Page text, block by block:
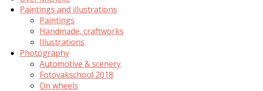
Paintings and illustrations
Paintings
Handmade, craftworks
Illustrations
Photography
Automotive & scenery
Fotovakschool 2018
On wheels